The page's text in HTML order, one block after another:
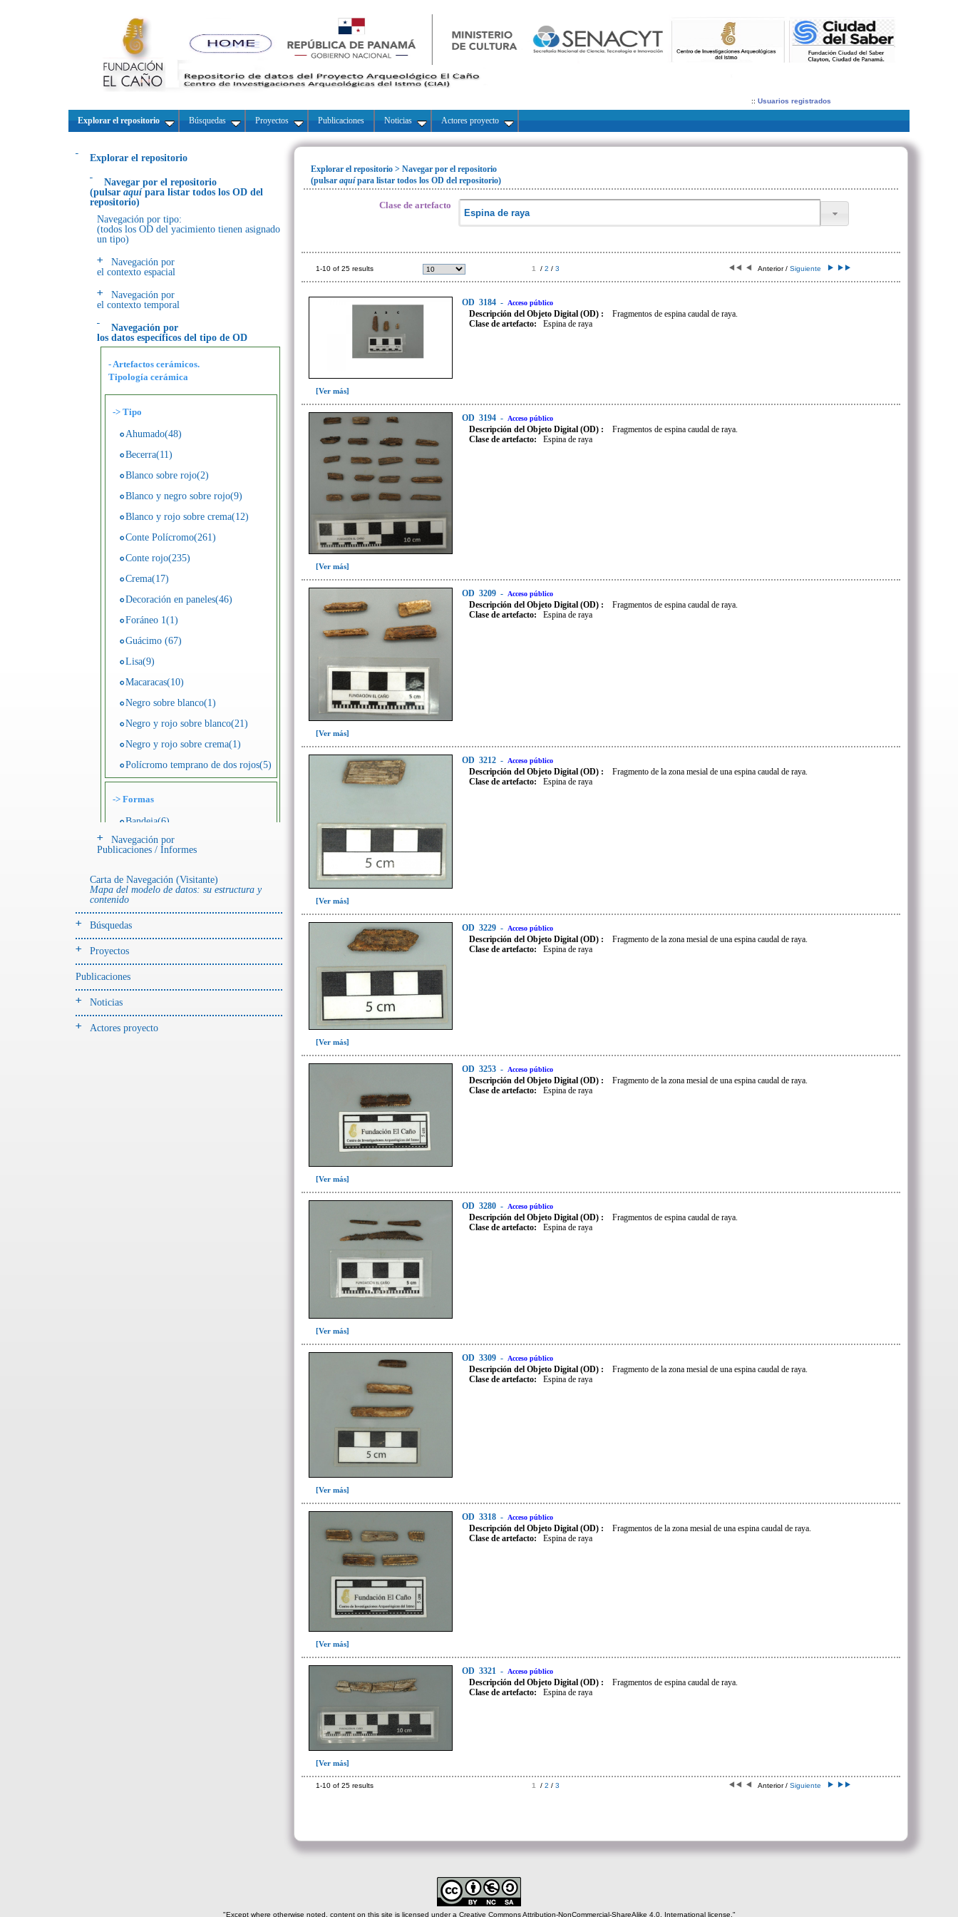
:: Usuarios registrados
Explorar el repositorio Búsquedas Proyectos Publicaciones Noticias Actores proyecto
Explorar el repositorio
Navegar por el repositorio
(pulsar aquí para listar todos los OD del
repositorio)
Navegación por tipo:
(todos los OD del yacimiento tienen asignado
un tipo)
Navegación por
el contexto espacial
Navegación por
el contexto temporal
Navegación por
los datos específicos del tipo de OD
- Artefactos cerámicos.
Tipología cerámica
-> Tipo
Ahumado(48)
Becerra(11)
Blanco sobre rojo(2)
Blanco y negro sobre rojo(9)
Blanco y rojo sobre crema(12)
Conte Polícromo(261)
Conte rojo(235)
Crema(17)
Decoración en paneles(46)
Foráneo 1(1)
Guácimo (67)
Lisa(9)
Macaracas(10)
Negro sobre blanco(1)
Negro y rojo sobre blanco(21)
Negro y rojo sobre crema(1)
Polícromo temprano de dos rojos(5)
-> Formas
Bandeja(6)
Botella(4)
Efigie antropomorfa(24)
Efigie híbrida(2)
Efigie zoomorfa(56)
Jarra(340)
Mamaderas(1)
Molde(1)
Navegación por
Publicaciones / Informes
Carta de Navegación (Visitante)
Mapa del modelo de datos: su estructura y
contenido
Búsquedas
Proyectos
Publicaciones
Noticias
Actores proyecto
Explorar el repositorio > Navegar por el repositorio
(pulsar aquípara listar todos los OD del repositorio)
Clase de artefacto
1-10 of 25 results 1 / 2 / 3 Anterior / Siguiente
OD 3184 - Acceso público
Descripción del Objeto Digital (OD) :
Fragmentos de espina caudal de raya.
Clase de artefacto: Espina de raya
[Ver más]
OD 3194 - Acceso público
Descripción del Objeto Digital (OD) :
Fragmentos de espina caudal de raya.
Clase de artefacto: Espina de raya
[Ver más]
OD 3209 - Acceso público
Descripción del Objeto Digital (OD) :
Fragmentos de espina caudal de raya.
Clase de artefacto: Espina de raya
[Ver más]
OD 3212 - Acceso público
Descripción del Objeto Digital (OD) :
Fragmento de la zona mesial de una espina caudal de raya.
Clase de artefacto: Espina de raya
[Ver más]
OD 3229 - Acceso público
Descripción del Objeto Digital (OD) :
Fragmento de la zona mesial de una espina caudal de raya.
Clase de artefacto: Espina de raya
[Ver más]
OD 3253 - Acceso público
Descripción del Objeto Digital (OD) :
Fragmento de la zona mesial de una espina caudal de raya.
Clase de artefacto: Espina de raya
[Ver más]
OD 3280 - Acceso público
Descripción del Objeto Digital (OD) :
Fragmentos de espina caudal de raya.
Clase de artefacto: Espina de raya
[Ver más]
OD 3309 - Acceso público
Descripción del Objeto Digital (OD) :
Fragmento de la zona mesial de una espina caudal de raya.
Clase de artefacto: Espina de raya
[Ver más]
OD 3318 - Acceso público
Descripción del Objeto Digital (OD) :
Fragmentos de la zona mesial de una espina caudal de raya.
Clase de artefacto: Espina de raya
[Ver más]
OD 3321 - Acceso público
Descripción del Objeto Digital (OD) :
Fragmentos de espina caudal de raya.
Clase de artefacto: Espina de raya
[Ver más]
1-10 of 25 results 1 / 2 / 3 Anterior / Siguiente
"Except where otherwise noted, content on this site is licensed under a Creative Commons Attribution-NonCommercial-ShareAlike 4.0. International license."